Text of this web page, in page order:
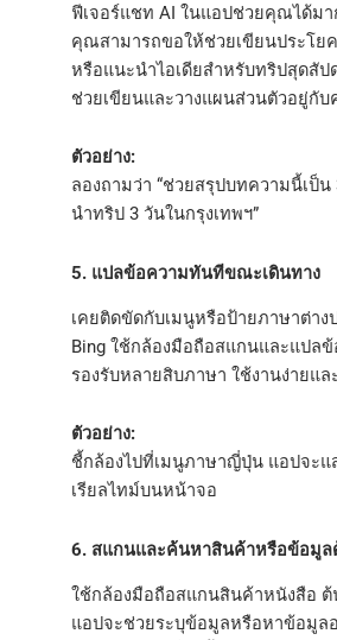
ฟีเจอร์แชท AI ในแอปช่วยคุณได้ม
คุณสามารถขอให้ช่วยเขียนประโย
หรือแนะนำไอเดียสำหรับทริปสุดสัป
ช่วยเขียนและวางแผนส่วนตัวอยู่กั
ตัวอย่าง:
ลองถามว่า “ช่วยสรุปบทความนี้เป็น
นำทริป 3 วันในกรุงเทพฯ”
5. แปลข้อความทันทีขณะเดินทาง
เคยติดขัดกับเมนูหรือป้ายภาษาต่าง
Bing ใช้กล้องมือถือสแกนและแปล
รองรับหลายสิบภาษา ใช้งานง่ายแ
ตัวอย่าง:
ชี้กล้องไปที่เมนูภาษาญี่ปุ่น แอปจะแ
เรียลไทม์บนหน้าจอ
6. สแกนและค้นหาสินค้าหรือข้อมูล
ใช้กล้องมือถือสแกนสินค้าหนังสือ ต้
แอปจะช่วยระบุข้อมูลหรือหาข้อมู